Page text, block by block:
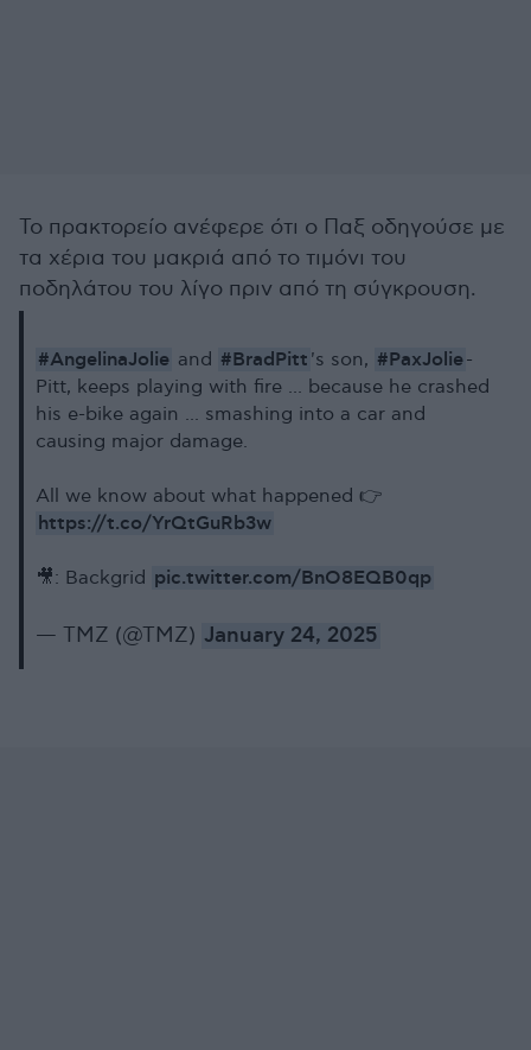
Το πρακτορείο ανέφερε ότι ο Παξ οδηγούσε με
τα χέρια του μακριά από το τιμόνι του
ποδηλάτου του λίγο πριν από τη σύγκρουση.
#AngelinaJolie and #BradPitt 's son, #PaxJolie-
Pitt, keeps playing with fire ... because he crashed
his e-bike again ... smashing into a car and
causing major damage.
All we know about what happened 👉
https://t.co/YrQtGuRb3w
🎥: Backgrid pic.twitter.com/BnO8EQB0qp
— TMZ (@TMZ) January 24, 2025